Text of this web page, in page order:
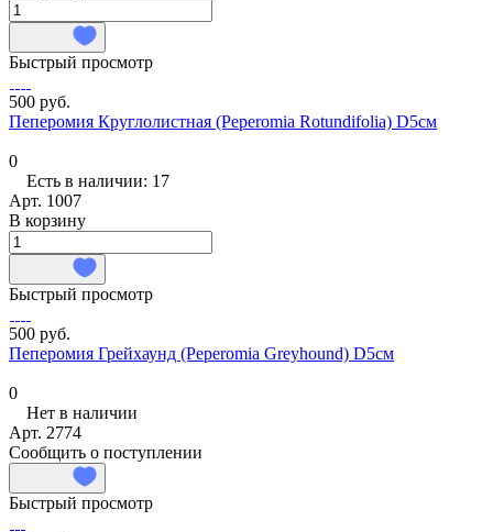
Быстрый просмотр
500 руб.
Пеперомия Круглолистная (Peperomia Rotundifolia) D5см
0
Есть в наличии: 17
Арт. 1007
В корзину
Быстрый просмотр
500 руб.
Пеперомия Грейхаунд (Peperomia Greyhound) D5см
0
Нет в наличии
Арт. 2774
Сообщить о поступлении
Быстрый просмотр